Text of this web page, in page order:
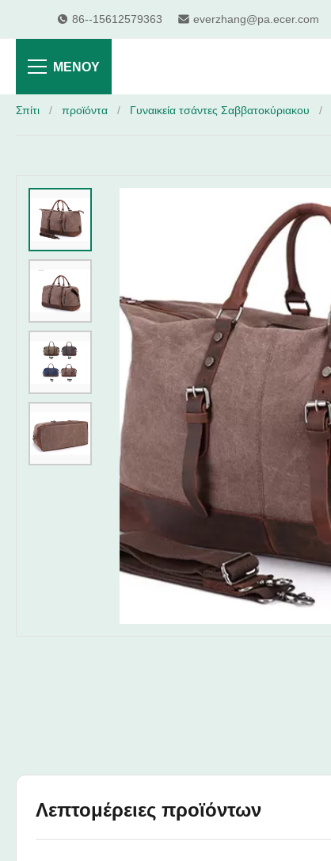
86--15612579363 everzhang@pa.ecer.com
ΜΕΝΟΎ
Σπίτι / προϊόντα / Γυναικεία τσάντες Σαββατοκύριακου /
Λεπτομέρειες προϊόντων